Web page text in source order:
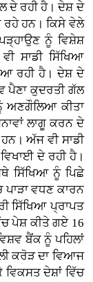
ਦੇ ਰਹੀ ਹੈ। ਦੇਸ਼ ਦੇ
ਹਨ। ਕਿਸੇ ਵੇਲੇ
ਨੂੰ ਵਿਸ਼ੇਸ਼
ਸਾਡੀ ਸਿੱਖਿਆ
ਆ ਰਹੀ ਹੈ। ਦੇਸ਼ ਦੇ
ਪੈਣਾ ਕੁਦਰਤੀ ਗੱਲ
ਅਣਗੌਲਿਆ ਕੀਤਾ
ਲਾਗੂ ਕਰਨ ਦੇ
ਅੱਜ ਵੀ ਸਾਡੀ
ਦੇ ਰਹੀ ਹੈ।
ਸਿੱਖਿਆ ਨੂੰ ਪਿਛੇ
ਪਾੜਾ ਵਧਣ ਕਾਰਨ
ਸਿੱਖਿਆ ਪ੍ਰਾਪਤ
ਪੇਸ਼ ਕੀਤੇ ਗਏ 16
ਬੈਂਕ ਨੂੰ ਪਹਿਲਾਂ
ਕਰੋੜ ਦਾ ਵਿਆਜ
ਦੇਸ਼ਾਂ ਵਿੱਚ